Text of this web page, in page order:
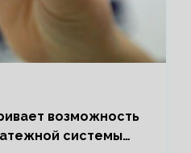
возможность
системы